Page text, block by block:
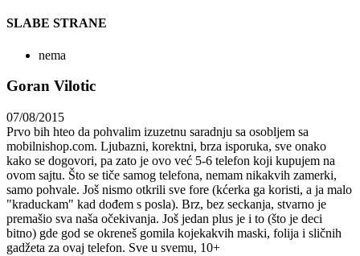
SLABE STRANE
nema
Goran Vilotic
07/08/2015
Prvo bih hteo da pohvalim izuzetnu saradnju sa osobljem sa
mobilnishop.com. Ljubazni, korektni, brza isporuka, sve onako
kako se dogovori, pa zato je ovo već 5-6 telefon koji kupujem na
ovom sajtu. Što se tiče samog telefona, nemam nikakvih zamerki,
samo pohvale. Još nismo otkrili sve fore (kćerka ga koristi, a ja malo
"kraduckam" kad dođem s posla). Brz, bez seckanja, stvarno je
premašio sva naša očekivanja. Još jedan plus je i to (što je deci
bitno) gde god se okreneš gomila kojekakvih maski, folija i sličnih
gadžeta za ovaj telefon. Sve u svemu, 10+